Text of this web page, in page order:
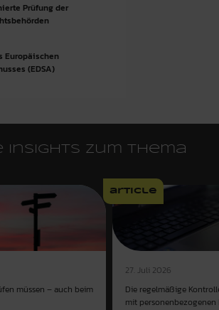
Prüfung der
Europäischen
(EDSA)
Insights zum Thema
müssen – auch beim
article
27. Juli 2026
Die regelmäßige
mit